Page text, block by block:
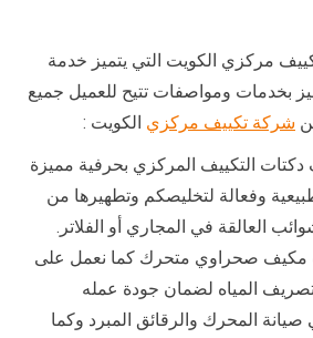
مركزي الكويت التي يتميز خدمة
بخدمات ومواصفات تتيح للعميل جميع
شركة تكييف مركزي الكويت :
دكتات التكييف المركزي بحرفية مميزة
وفعالة لتخليصكم وتطهيرها من
العالقة في المجاري أو الفلاتر.
مكيف صحراوي متحرك كما نعمل على
المياه لضمان جودة عمله
صيانة المحرك والرقائق المبرد وكما